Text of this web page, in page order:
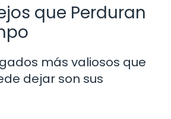
que Perduran
más valiosos que
dejar son sus